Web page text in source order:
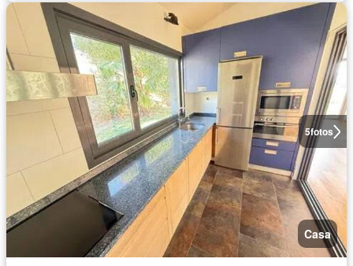
5fotos
Casa